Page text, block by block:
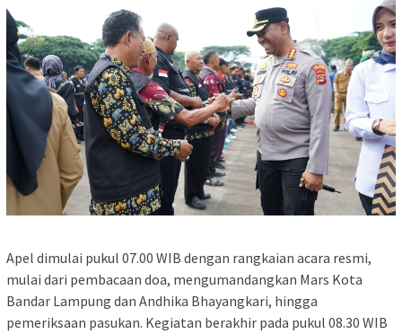
Apel dimulai pukul 07.00 WIB dengan rangkaian acara resmi,
mulai dari pembacaan doa, mengumandangkan Mars Kota
Bandar Lampung dan Andhika Bhayangkari, hingga
pemeriksaan pasukan. Kegiatan berakhir pada pukul 08.30 WIB